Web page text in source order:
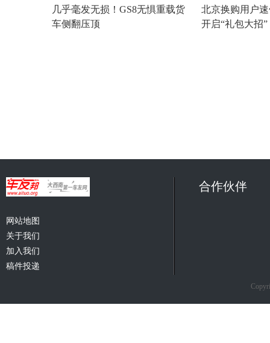
几乎毫发无损！GS8无惧重载货
车侧翻压顶
北京换购用户
开启“礼包大招
网站地图
关于我们
加入我们
稿件投递
合作伙伴